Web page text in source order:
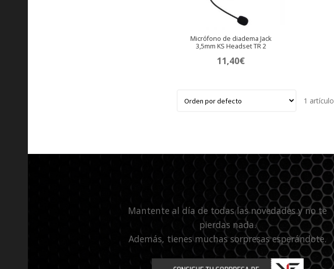
Micrófono de diadema Jack
3,5mm KS Headset TR 2
11,40€
1 artículo
Mantente al día de todas las novedades y no te
pierdas nada.
Además, tienes muchas sorpresas esperándote.